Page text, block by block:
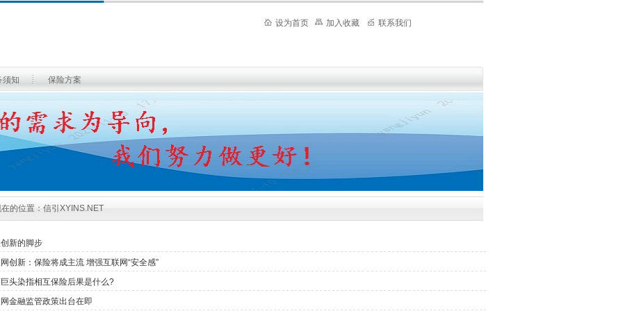
须知 保险方案
设为首页 加入收藏 联系我们
的位置： 信引XYINS.NET
新的脚步
创新：保险将成主流 增强互联网“安全感”
头染指相互保险后果是什么?
金融监管政策出台在即